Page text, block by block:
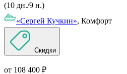
(10 дн./9 н.)
«Сергей Кучкин», Комфорт
Скидки
от 108 400 ₽